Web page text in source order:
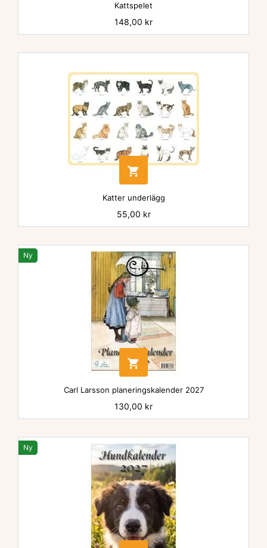
Kattspelet
Pris
148,00 kr

Katter underlägg
Pris
55,00 kr
Ny

Carl Larsson planeringskalender 2027
Pris
130,00 kr
Ny